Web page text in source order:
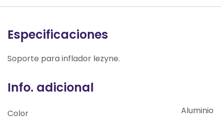
Especificaciones
Soporte para inflador lezyne.
Info. adicional
Color Aluminio